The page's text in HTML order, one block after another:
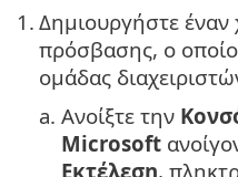
1. Δημιουργήστε
πρόσβασης, ο
ομάδας
a. Ανοίξτε την
Microsoft
Εκτέλεση,